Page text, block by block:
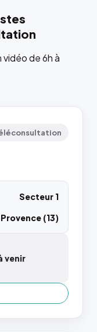
de 6h à
Secteur 1
(13)
venir